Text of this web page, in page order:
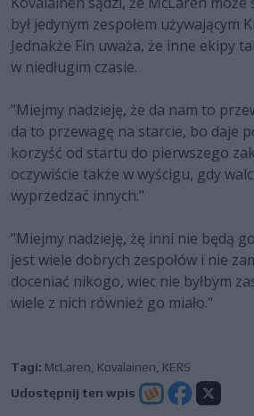
był jedynym zespołem używającym
Jednakże Fin uważa, że inne ekipy
w niedługim czasie.
"Miejmy nadzieję, że da nam to
da to przewagę na starcie, bo daje
korzyść od startu do pierwszego
oczywiście także w wyścigu, gdy
wyprzedzać innych."
"Miejmy nadzieję, żę inni nie będą
jest wiele dobrych zespołów i nie
doceniać nikogo, wiec nie byłbym
wiele z nich również go miało."
Tagi: McLaren Kovalainen KERS
Udostępnij ten wpis